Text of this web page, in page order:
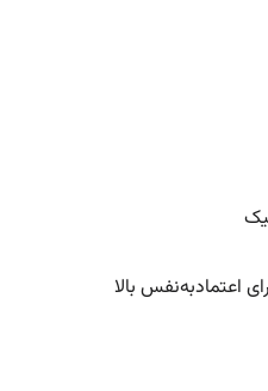
اعتمادبه‌نفس بالا